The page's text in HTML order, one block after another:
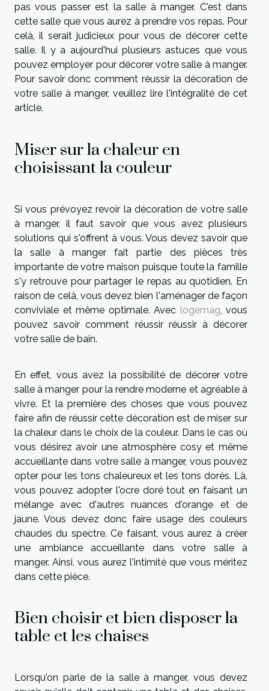
pas vous passer est la salle à manger. C'est dans
cette salle que vous aurez à prendre vos repas. Pour
celà, il serait judicieux pour vous de décorer cette
salle. Il y a aujourd'hui plusieurs astuces que vous
pouvez employer pour décorer votre salle à manger.
Pour savoir donc comment réussir la décoration de
votre salle à manger, veuillez lire l'intégralité de cet
article.
Miser sur la chaleur en
choisissant la couleur
Si vous prévoyez revoir la décoration de votre salle
à manger, il faut savoir que vous avez plusieurs
solutions qui s'offrent à vous. Vous devez savoir que
la salle à manger fait partie des pièces très
importante de votre maison puisque toute la famille
s'y retrouve pour partager le repas au quotidien. En
raison de celà, vous devez bien l'aménager de façon
conviviale et même optimale. Avec logemag , vous
pouvez savoir comment réussir réussir à décorer
votre salle de bain.
En effet, vous avez la possibilité de décorer votre
salle à manger pour la rendre moderne et agréable à
vivre. Et la première des choses que vous pouvez
faire afin de réussir cette décoration est de miser sur
la chaleur dans le choix de la couleur. Dans le cas où
vous désirez avoir une atmosphère cosy et même
accueillante dans votre salle à manger, vous pouvez
opter pour les tons chaleureux et les tons dorés. Là,
vous pouvez adopter l'ocre doré tout en faisant un
mélange avec d'autres nuances d'orange et de
jaune. Vous devez donc faire usage des couleurs
chaudes du spectre. Ce faisant, vous aurez à créer
une ambiance accueillante dans votre salle à
manger. Ainsi, vous aurez l'intimité que vous méritez
dans cette pièce.
Bien choisir et bien disposer la
table et les chaises
Lorsqu'on parle de la salle à manger, vous devez